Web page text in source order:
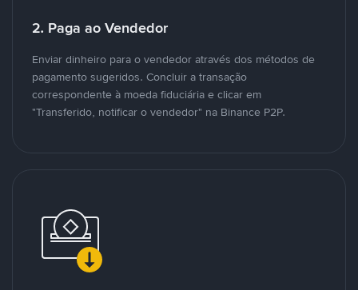
2. Paga ao Vendedor
Enviar dinheiro para o vendedor através dos métodos de
pagamento sugeridos. Concluir a transação
correspondente à moeda fiduciária e clicar em
"Transferido, notificar o vendedor" na Binance P2P.